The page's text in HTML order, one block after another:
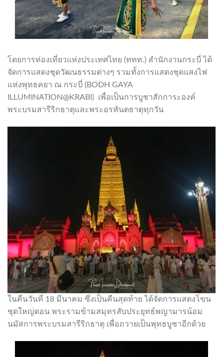
โดยการท่องเที่ยวแห่งประเทศไทย (ททท.) สำนักงานกระบี่ ได้
จัดการแสดงชุดวัฒนธรรมต่างๆ รวมทั้งการแสดงชุดแสงไฟ
แห่งพุทธคยา ณ กระบี่ (BODH GAYA
ILLUMINATION@KRABI) เพื่อเป็นการบูชาสักการะองค์
พระบรมสารีริกธาตุและพระอรหันตธาตุทุกวัน
ในคืนวันที่ 18 มีนาคม ซึ่งเป็นคืนสุดท้าย ได้จัดการแสดงโขน
ชุดใหญ่ตอน พระรามข้ามสมุทรสับประยุทธ์พญามารน้อม
นมัสการพระบรมสารีริกธาตุ เพื่อถวายเป็นพุทธบูชาอีกด้วย